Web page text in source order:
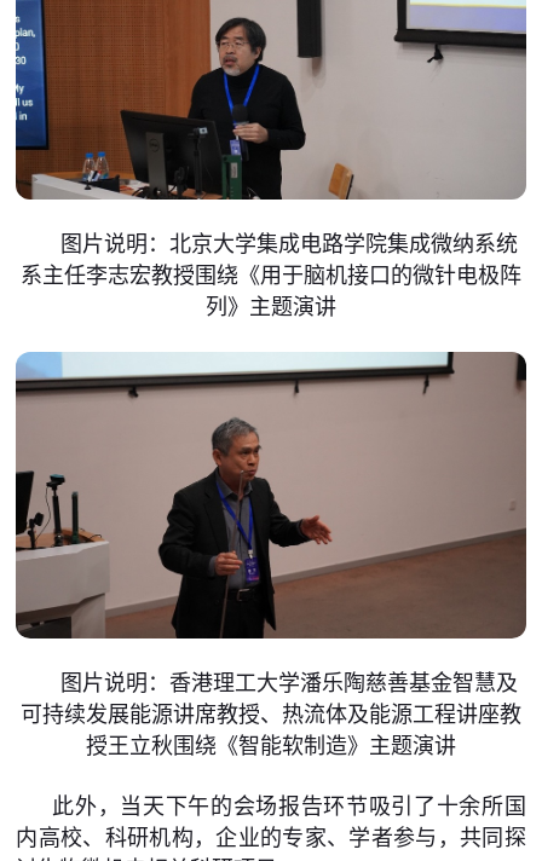
图片说明：北京大学集成电路学院集成微纳系统
系主任李志宏教授围绕《用于脑机接口的微针电极阵
列》主题演讲
图片说明：香港理工大学潘乐陶慈善基金智慧及
可持续发展能源讲席教授、热流体及能源工程讲座教
授王立秋围绕《智能软制造》主题演讲
此外，当天下午的会场报告环节吸引了十余所国
内高校、科研机构，企业的专家、学者参与，共同探